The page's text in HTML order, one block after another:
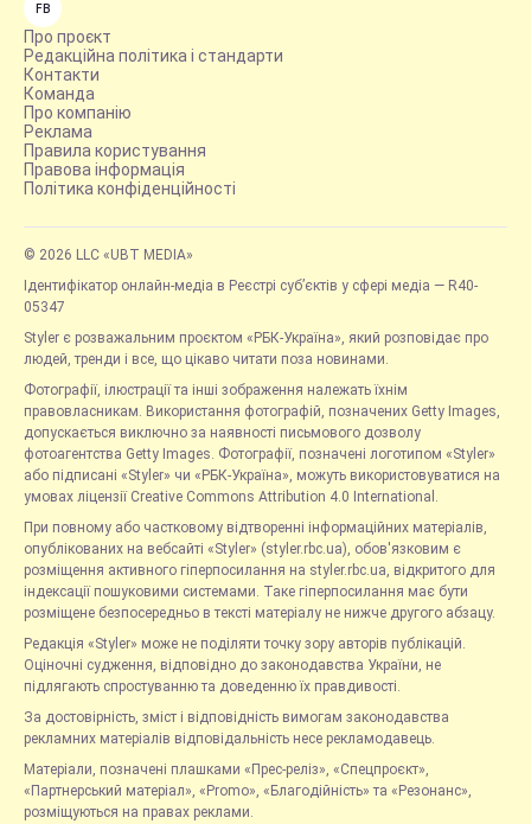
FB
Про проєкт
Редакційна політика і стандарти
Контакти
Команда
Про компанію
Реклама
Правила користування
Правова інформація
Політика конфіденційності
© 2026 LLC «UBT MEDIA»
Ідентифікатор онлайн-медіа в Реєстрі суб’єктів у сфері медіа — R40-
05347
Styler є розважальним проєктом «РБК-Україна», який розповідає про
людей, тренди і все, що цікаво читати поза новинами.
Фотографії, ілюстрації та інші зображення належать їхнім
правовласникам. Використання фотографій, позначених Getty Images,
допускається виключно за наявності письмового дозволу
фотоагентства Getty Images. Фотографії, позначені логотипом «Styler»
або підписані «Styler» чи «РБК-Україна», можуть використовуватися на
умовах ліцензії Creative Commons Attribution 4.0 International.
При повному або частковому відтворенні інформаційних матеріалів,
опублікованих на вебсайті «Styler» (styler.rbc.ua), обов'язковим є
розміщення активного гіперпосилання на styler.rbc.ua, відкритого для
індексації пошуковими системами. Таке гіперпосилання має бути
розміщене безпосередньо в тексті матеріалу не нижче другого абзацу.
Редакція «Styler» може не поділяти точку зору авторів публікацій.
Оціночні судження, відповідно до законодавства України, не
підлягають спростуванню та доведенню їх правдивості.
За достовірність, зміст і відповідність вимогам законодавства
рекламних матеріалів відповідальність несе рекламодавець.
Матеріали, позначені плашками «Прес-реліз», «Спецпроєкт»,
«Партнерський матеріал», «Promo», «Благодійність» та «Резонанс»,
розміщуються на правах реклами.